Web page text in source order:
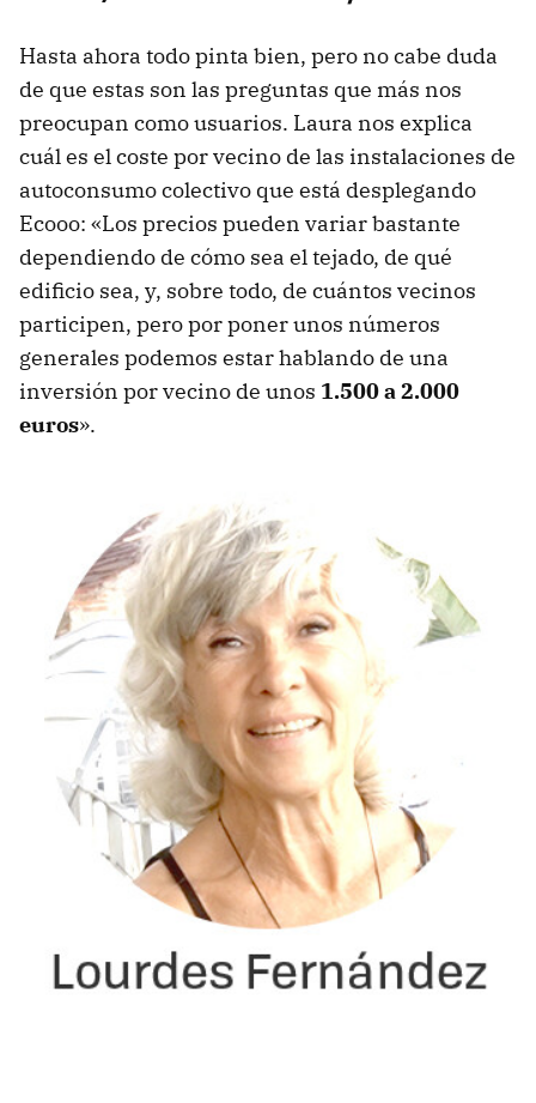
Hasta ahora todo pinta bien, pero no cabe duda
de que estas son las preguntas que más nos
preocupan como usuarios. Laura nos explica
cuál es el coste por vecino de las instalaciones de
autoconsumo colectivo que está desplegando
Ecooo: «Los precios pueden variar bastante
dependiendo de cómo sea el tejado, de qué
edificio sea, y, sobre todo, de cuántos vecinos
participen, pero por poner unos números
generales podemos estar hablando de una
inversión por vecino de unos 1.500 a 2.000
euros».